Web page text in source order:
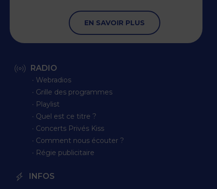
EN SAVOIR PLUS
RADIO
∙ Webradios
∙ Grille des programmes
∙ Playlist
∙ Quel est ce titre ?
∙ Concerts Privés Kiss
∙ Comment nous écouter ?
∙ Régie publicitaire
INFOS